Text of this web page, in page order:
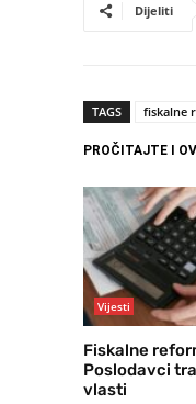
Dijeliti
TAGS fiskalne
PROČITAJTE I
Vijesti
Fiskalne
Poslodavci
vlasti